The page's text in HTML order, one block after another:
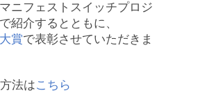
ニフェストスイッチプロジ
紹介するとともに、
賞で表彰させていただきま
法はこちら